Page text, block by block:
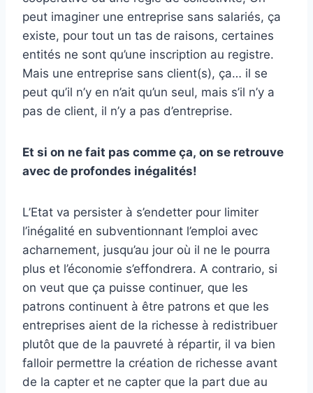
peut imaginer une entreprise sans salariés, ça
existe, pour tout un tas de raisons, certaines
entités ne sont qu’une inscription au registre.
Mais une entreprise sans client(s), ça… il se
peut qu’il n’y en n’ait qu’un seul, mais s’il n’y a
pas de client, il n’y a pas d’entreprise.
Et si on ne fait pas comme ça, on se retrouve
avec de profondes inégalités!
L’Etat va persister à s’endetter pour limiter
l’inégalité en subventionnant l’emploi avec
acharnement, jusqu’au jour où il ne le pourra
plus et l’économie s’effondrera. A contrario, si
on veut que ça puisse continuer, que les
patrons continuent à être patrons et que les
entreprises aient de la richesse à redistribuer
plutôt que de la pauvreté à répartir, il va bien
falloir permettre la création de richesse avant
de la capter et ne capter que la part due au